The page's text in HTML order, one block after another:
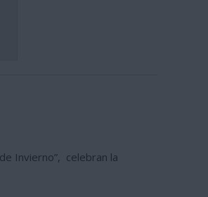
Invierno”, celebran la